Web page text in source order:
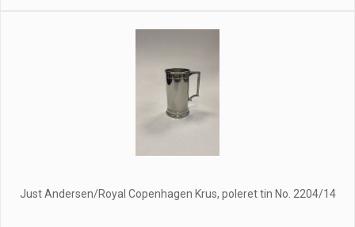
Just Andersen/Royal Copenhagen Krus, poleret tin No. 2204/14